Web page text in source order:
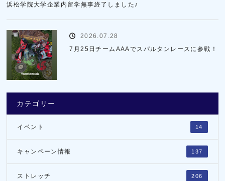
浜松学院大学企業内留学無事終了しました♪
2026.07.28
7月25日チームAAAでスパルタンレースに参戦！
カテゴリー
イベント 14
キャンペーン情報 137
ストレッチ 206